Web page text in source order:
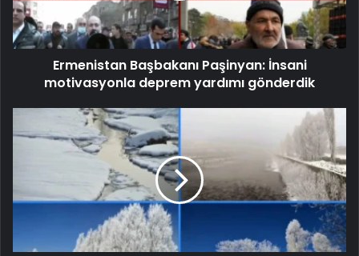
Ermenistan Başbakanı Paşinyan: İnsani
motivasyonla deprem yardımı gönderdik